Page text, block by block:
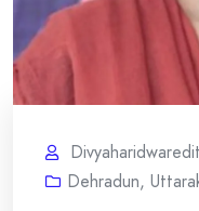
Dehradun,